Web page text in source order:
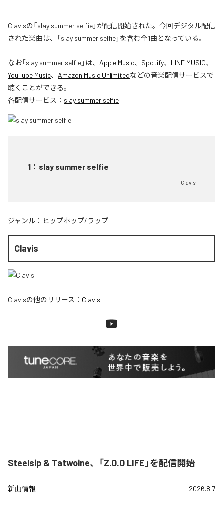
Clavisの「slay summer selfie」が配信開始された。今回デジタル配信
された楽曲は、「slay summer selfie」を含む全1曲となっている。
なお「slay summer selfie」は、 Apple Music、 Spotify、 LINE MUSIC、
YouTube Music、 Amazon Music Unlimitedなどの音楽配信サービスで
聴くことができる。
各配信サービス： slay summer selfie
1 ： slay summer selfie
Clavis
ジャンル： ヒップホップ/ラップ
Clavis
Clavisの他のリリース： Clavis
Steelsip & Tatwoine、「Z.O.O LIFE」を配信開始
新曲情報 2026.8.7